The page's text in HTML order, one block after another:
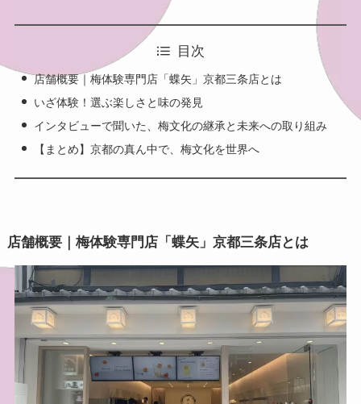
目次
店舗概要｜梅体験専門店「蝶矢」京都三条店とは
いざ体験！選ぶ楽しさと味の発見
インタビューで聞いた、梅文化の継承と未来への取り組み
【まとめ】京都の真ん中で、梅文化を世界へ
店舗概要｜梅体験専門店「蝶矢」京都三条店とは